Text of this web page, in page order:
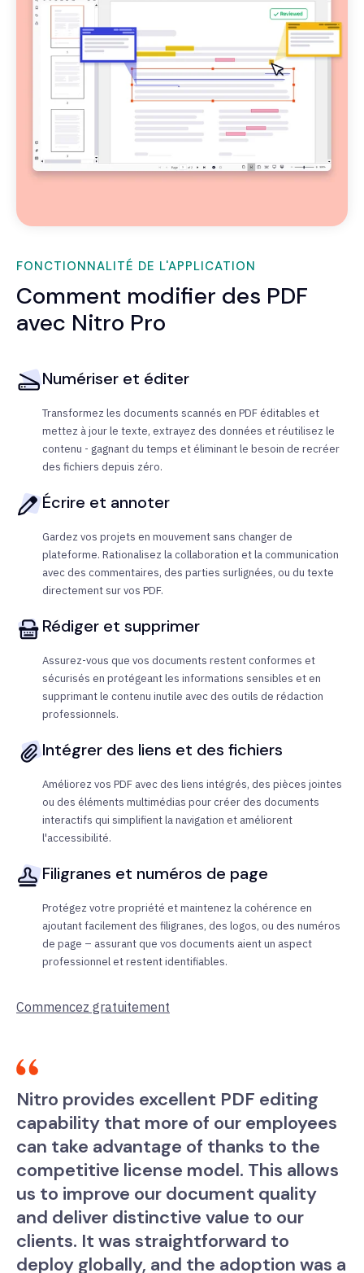
FONCTIONNALITÉ DE L'APPLICATION
Comment modifier des PDF
avec Nitro Pro
Numériser et éditer
Transformez les documents scannés en PDF éditables et
mettez à jour le texte, extrayez des données et réutilisez le
contenu - gagnant du temps et éliminant le besoin de recréer
des fichiers depuis zéro.
Écrire et annoter
Gardez vos projets en mouvement sans changer de
plateforme. Rationalisez la collaboration et la communication
avec des commentaires, des parties surlignées, ou du texte
directement sur vos PDF.
Rédiger et supprimer
Assurez-vous que vos documents restent conformes et
sécurisés en protégeant les informations sensibles et en
supprimant le contenu inutile avec des outils de rédaction
professionnels.
Intégrer des liens et des fichiers
Améliorez vos PDF avec des liens intégrés, des pièces jointes
ou des éléments multimédias pour créer des documents
interactifs qui simplifient la navigation et améliorent
l'accessibilité.
Filigranes et numéros de page
Protégez votre propriété et maintenez la cohérence en
ajoutant facilement des filigranes, des logos, ou des numéros
de page – assurant que vos documents aient un aspect
professionnel et restent identifiables.
Commencez gratuitement
Nitro provides excellent PDF editing
capability that more of our employees
can take advantage of thanks to the
competitive license model. This allows
us to improve our document quality
and deliver distinctive value to our
clients. It was straightforward to
deploy globally, and the adoption was a